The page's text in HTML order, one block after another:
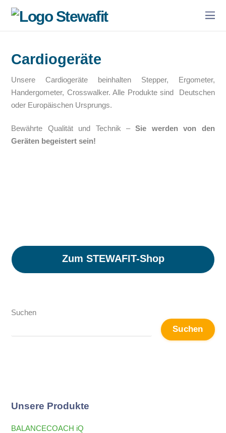
Cardiogeräte
Unsere Cardiogeräte beinhalten Stepper, Ergometer,
Handergometer, Crosswalker. Alle Produkte sind Deutschen
oder Europäischen Ursprungs.
Bewährte Qualität und Technik –Sie werden von den
Geräten begeistert sein!
Zum STEWAFIT-Shop
Suchen
Suchen
Unsere Produkte
BALANCECOACH iQ